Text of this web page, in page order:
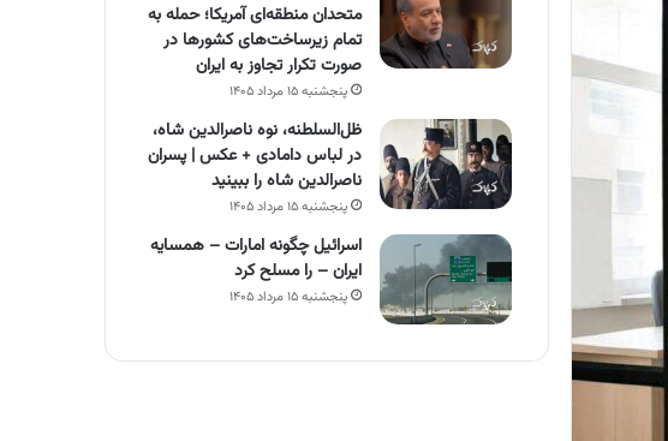
متحدان منطقه‌ای آمریکا؛ حمله به
تمام زیرساخت‌های کشورها در
صورت تکرار تجاوز به ایران
پنجشنبه ۱۵ مرداد ۱۴۰۵
ظل‌السلطنه، نوه ناصرالدین شاه،
در لباس دامادی + عکس | پسران
ناصرالدین شاه را ببینید
پنجشنبه ۱۵ مرداد ۱۴۰۵
اسرائیل چگونه امارات – همسایه
ایران – را مسلح کرد
پنجشنبه ۱۵ مرداد ۱۴۰۵